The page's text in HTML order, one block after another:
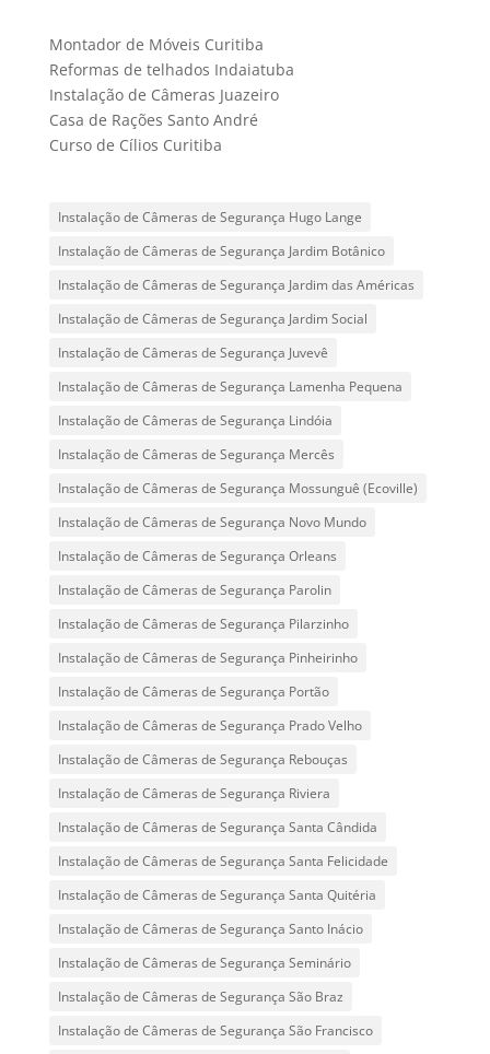
Montador de Móveis Curitiba
Reformas de telhados Indaiatuba
Instalação de Câmeras Juazeiro
Casa de Rações Santo André
Curso de Cílios Curitiba
Instalação de Câmeras de Segurança Hugo Lange
Instalação de Câmeras de Segurança Jardim Botânico
Instalação de Câmeras de Segurança Jardim das Américas
Instalação de Câmeras de Segurança Jardim Social
Instalação de Câmeras de Segurança Juvevê
Instalação de Câmeras de Segurança Lamenha Pequena
Instalação de Câmeras de Segurança Lindóia
Instalação de Câmeras de Segurança Mercês
Instalação de Câmeras de Segurança Mossunguê (Ecoville)
Instalação de Câmeras de Segurança Novo Mundo
Instalação de Câmeras de Segurança Orleans
Instalação de Câmeras de Segurança Parolin
Instalação de Câmeras de Segurança Pilarzinho
Instalação de Câmeras de Segurança Pinheirinho
Instalação de Câmeras de Segurança Portão
Instalação de Câmeras de Segurança Prado Velho
Instalação de Câmeras de Segurança Rebouças
Instalação de Câmeras de Segurança Riviera
Instalação de Câmeras de Segurança Santa Cândida
Instalação de Câmeras de Segurança Santa Felicidade
Instalação de Câmeras de Segurança Santa Quitéria
Instalação de Câmeras de Segurança Santo Inácio
Instalação de Câmeras de Segurança Seminário
Instalação de Câmeras de Segurança São Braz
Instalação de Câmeras de Segurança São Francisco